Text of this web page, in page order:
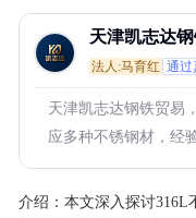
天津凯志达
法人:马育红 通过
天津凯志达钢铁贸易
应多种不锈钢材，经
介绍： 本文深入探讨316L